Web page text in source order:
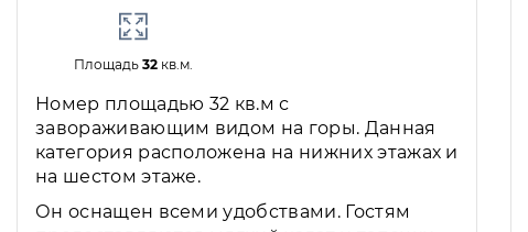
Площадь 32кв.м.
Номер площадью 32 кв.м с
завораживающим видом на горы. Данная
категория расположена на нижних этажах и
на шестом этаже.
Он оснащен всеми удобствами. Гостям